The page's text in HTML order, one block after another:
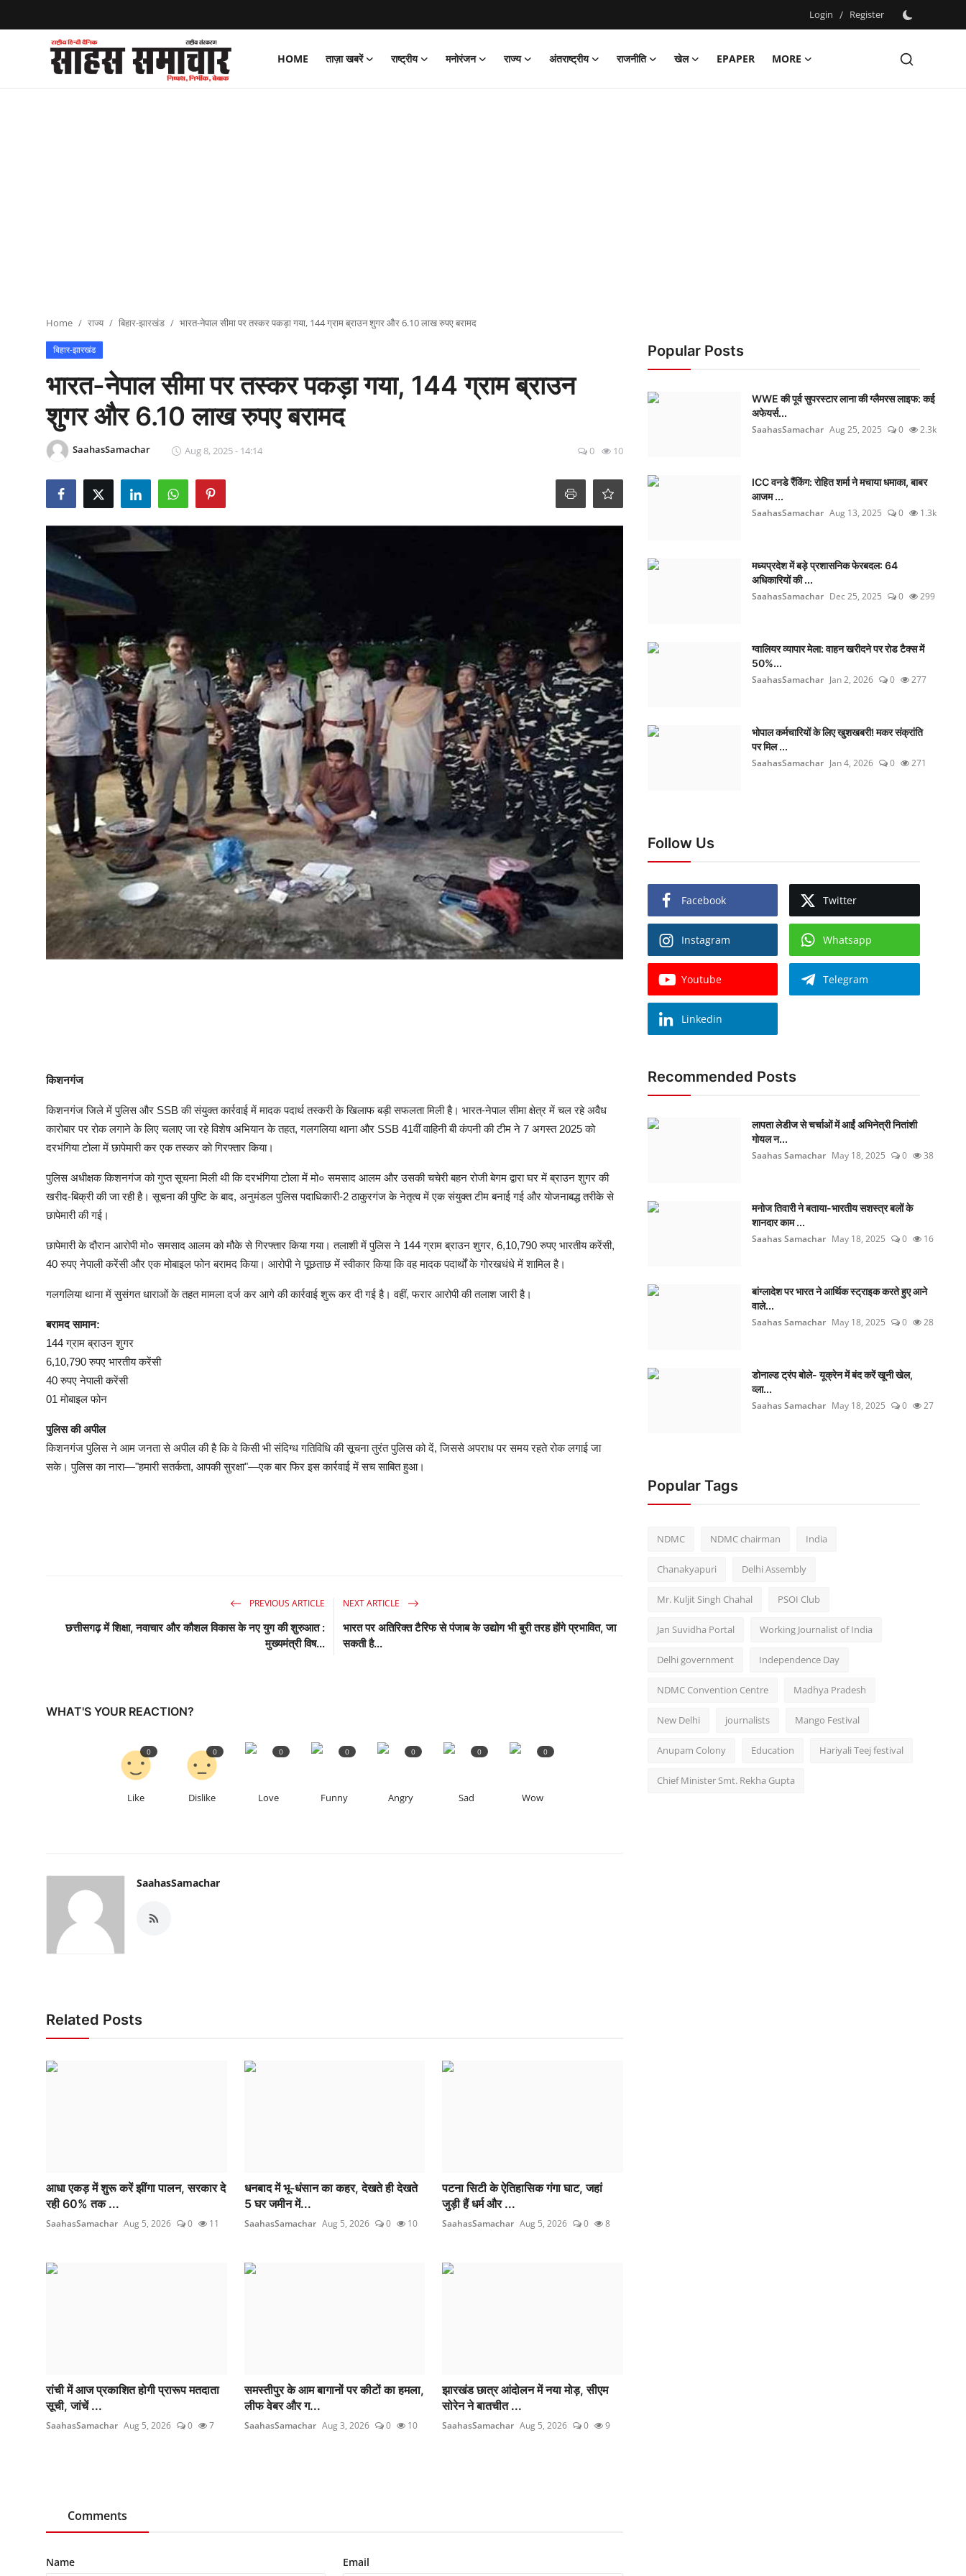
Login / Register
HOME ताज़ा खबरें राष्ट्रीय मनोरंजन राज्य अंतराष्ट्रीय राजनीति खेल EPAPER
MORE
Register
Home राज्य बिहार-झारखंड भारत-नेपाल सीमा पर तस्कर पकड़ा गया, 144 ग्राम ब्राउन शुगर और 6.10 लाख रुपए बरामद
बिहार-झारखंड
भारत-नेपाल सीमा पर तस्कर पकड़ा गया, 144 ग्राम ब्राउन
शुगर और 6.10 लाख रुपए बरामद
SaahasSamachar Aug 8, 2025 - 14:14 0 10
किशनगंज
किशनगंज जिले में पुलिस और SSB की संयुक्त कार्रवाई में मादक पदार्थ तस्करी के खिलाफ बड़ी सफलता मिली है। भारत-नेपाल सीमा क्षेत्र में चल रहे अवैध
कारोबार पर रोक लगाने के लिए चलाए जा रहे विशेष अभियान के तहत, गलगलिया थाना और SSB 41वीं वाहिनी बी कंपनी की टीम ने 7 अगस्त 2025 को
दरभंगिया टोला में छापेमारी कर एक तस्कर को गिरफ्तार किया।
पुलिस अधीक्षक किशनगंज को गुप्त सूचना मिली थी कि दरभंगिया टोला में मो० समसाद आलम और उसकी चचेरी बहन रोजी बेगम द्वारा घर में ब्राउन शुगर की
खरीद-बिक्री की जा रही है। सूचना की पुष्टि के बाद, अनुमंडल पुलिस पदाधिकारी-2 ठाकुरगंज के नेतृत्व में एक संयुक्त टीम बनाई गई और योजनाबद्ध तरीके से
छापेमारी की गई।
छापेमारी के दौरान आरोपी मो० समसाद आलम को मौके से गिरफ्तार किया गया। तलाशी में पुलिस ने 144 ग्राम ब्राउन शुगर, 6,10,790 रुपए भारतीय करेंसी,
40 रुपए नेपाली करेंसी और एक मोबाइल फोन बरामद किया। आरोपी ने पूछताछ में स्वीकार किया कि वह मादक पदार्थों के गोरखधंधे में शामिल है।
गलगलिया थाना में सुसंगत धाराओं के तहत मामला दर्ज कर आगे की कार्रवाई शुरू कर दी गई है। वहीं, फरार आरोपी की तलाश जारी है।
बरामद सामान:
144 ग्राम ब्राउन शुगर
6,10,790 रुपए भारतीय करेंसी
40 रुपए नेपाली करेंसी
01 मोबाइल फोन
पुलिस की अपील
किशनगंज पुलिस ने आम जनता से अपील की है कि वे किसी भी संदिग्ध गतिविधि की सूचना तुरंत पुलिस को दें, जिससे अपराध पर समय रहते रोक लगाई जा
सके। पुलिस का नारा—"हमारी सतर्कता, आपकी सुरक्षा"—एक बार फिर इस कार्रवाई में सच साबित हुआ।
PREVIOUS ARTICLE
छत्तीसगढ़ में शिक्षा, नवाचार और कौशल विकास के नए युग की शुरुआत :
मुख्यमंत्री विष...
NEXT ARTICLE
भारत पर अतिरिक्त टैरिफ से पंजाब के उद्योग भी बुरी तरह होंगे प्रभावित, जा
सकती है...
WHAT'S YOUR REACTION?
Like
0
Dislike
0
Love
0
Funny
0
Angry
0
Sad
0
Wow
0
SaahasSamachar
Related Posts
आधा एकड़ में शुरू करें झींगा पालन, सरकार दे
रही 60% तक ...
SaahasSamachar Aug 5, 2026 0 11
धनबाद में भू-धंसान का कहर, देखते ही देखते
5 घर जमीन में...
SaahasSamachar Aug 5, 2026 0 10
पटना सिटी के ऐतिहासिक गंगा घाट, जहां
जुड़ी हैं धर्म और ...
SaahasSamachar Aug 5, 2026 0 8
रांची में आज प्रकाशित होगी प्रारूप मतदाता
सूची, जांचें ...
SaahasSamachar Aug 5, 2026 0 7
समस्तीपुर के आम बागानों पर कीटों का हमला,
लीफ वेबर और ग...
SaahasSamachar Aug 3, 2026 0 10
झारखंड छात्र आंदोलन में नया मोड़, सीएम
सोरेन ने बातचीत ...
SaahasSamachar Aug 5, 2026 0 9
Comments
Name Email
Popular Posts
WWE की पूर्व सुपरस्टार लाना की ग्लैमरस लाइफ: कई
अफेयर्स...
SaahasSamachar Aug 25, 2025 0 2.3k
ICC वनडे रैंकिंग: रोहित शर्मा ने मचाया धमाका, बाबर
आजम ...
SaahasSamachar Aug 13, 2025 0 1.3k
मध्यप्रदेश में बड़े प्रशासनिक फेरबदल: 64
अधिकारियों की ...
SaahasSamachar Dec 25, 2025 0 299
ग्वालियर व्यापार मेला: वाहन खरीदने पर रोड टैक्स में
50%...
SaahasSamachar Jan 2, 2026 0 277
भोपाल कर्मचारियों के लिए खुशखबरी! मकर संक्रांति
पर मिल ...
SaahasSamachar Jan 4, 2026 0 271
Follow Us
Facebook Twitter
Instagram Whatsapp
Youtube Telegram
Linkedin
Recommended Posts
लापता लेडीज से चर्चाओं में आईं अभिनेत्री नितांशी
गोयल न...
Saahas Samachar May 18, 2025 0 38
मनोज तिवारी ने बताया-भारतीय सशस्त्र बलों के
शानदार काम ...
Saahas Samachar May 18, 2025 0 16
बांग्लादेश पर भारत ने आर्थिक स्ट्राइक करते हुए आने
वाले...
Saahas Samachar May 18, 2025 0 28
डोनाल्ड ट्रंप बोले- यूक्रेन में बंद करें खूनी खेल,
व्ला...
Saahas Samachar May 18, 2025 0 27
Popular Tags
NDMC NDMC chairman India
Chanakyapuri Delhi Assembly
Mr. Kuljit Singh Chahal PSOI Club
Jan Suvidha Portal Working Journalist of India
Delhi government Independence Day
NDMC Convention Centre Madhya Pradesh
New Delhi journalists Mango Festival
Anupam Colony Education Hariyali Teej festival
Chief Minister Smt. Rekha Gupta